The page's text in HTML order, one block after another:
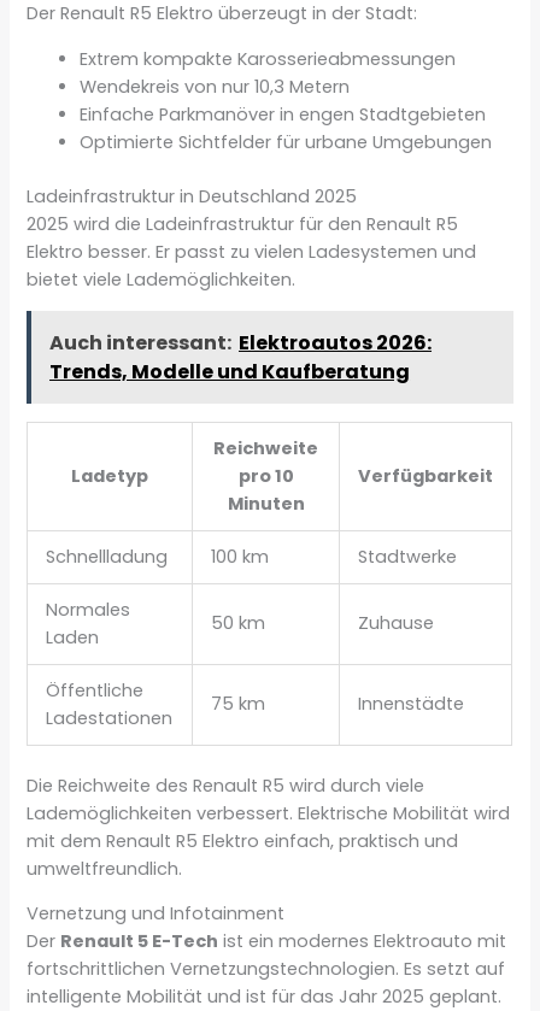
Der Renault R5 Elektro überzeugt in der Stadt:
Extrem kompakte Karosserieabmessungen
Wendekreis von nur 10,3 Metern
Einfache Parkmanöver in engen Stadtgebieten
Optimierte Sichtfelder für urbane Umgebungen
Ladeinfrastruktur in Deutschland 2025
2025 wird die Ladeinfrastruktur für den Renault R5
Elektro besser. Er passt zu vielen Ladesystemen und
bietet viele Lademöglichkeiten.
Auch interessant: Elektroautos 2026:
Trends, Modelle und Kaufberatung
Ladetyp
Reichweite
pro 10
Minuten
Verfügbarkeit
Schnellladung 100 km Stadtwerke
Normales
Laden
50 km Zuhause
Öffentliche
Ladestationen
75 km Innenstädte
Die Reichweite des Renault R5 wird durch viele
Lademöglichkeiten verbessert. Elektrische Mobilität wird
mit dem Renault R5 Elektro einfach, praktisch und
umweltfreundlich.
Vernetzung und Infotainment
Der Renault 5 E-Tech ist ein modernes Elektroauto mit
fortschrittlichen Vernetzungstechnologien. Es setzt auf
intelligente Mobilität und ist für das Jahr 2025 geplant.